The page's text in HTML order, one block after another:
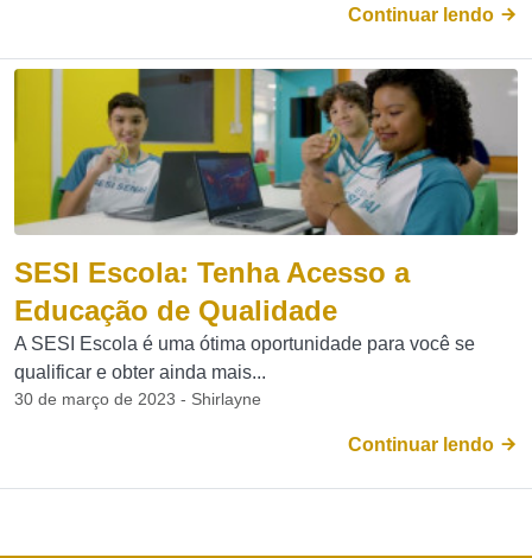
Continuar lendo
SESI Escola: Tenha Acesso a
Educação de Qualidade
A SESI Escola é uma ótima oportunidade para você se
qualificar e obter ainda mais...
30 de março de 2023 - Shirlayne
Continuar lendo